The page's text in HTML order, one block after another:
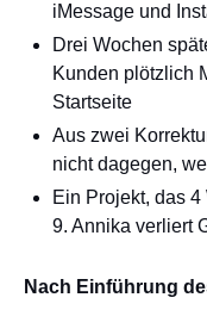
iMessage und
Drei Wochen
Kunden plötzlich
Startseite
Aus zwei
nicht dagegen,
Ein Projekt, das
9. Annika verliert
Nach Einführung